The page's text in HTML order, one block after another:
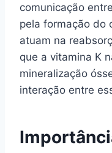
comunicação
pela formação do
atuam na
que a vitamina K
mineralização
interação entre